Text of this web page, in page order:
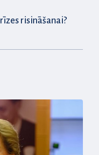
risināšanai?